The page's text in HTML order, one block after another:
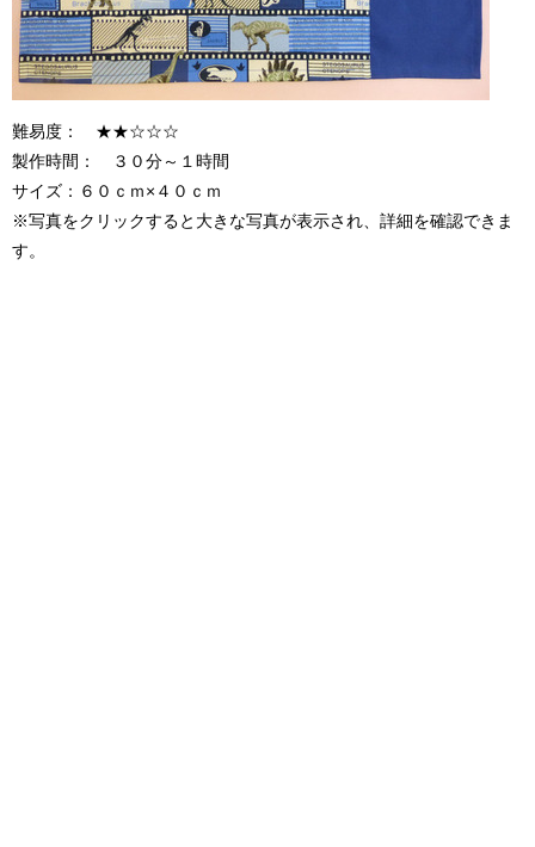
難易度： ★★☆☆☆
製作時間： ３０分～１時間
サイズ：６０ｃｍ×４０ｃｍ
※写真をクリックすると大きな写真が表示され、詳細を確認できま
す。